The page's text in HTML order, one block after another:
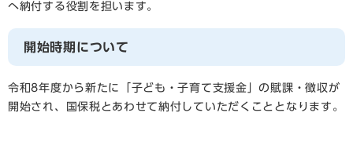
へ納付する役割を担います。
開始時期について
令和8年度から新たに「子ども・子育て支援金」の賦課・徴収が
開始され、国保税とあわせて納付していただくこととなります。